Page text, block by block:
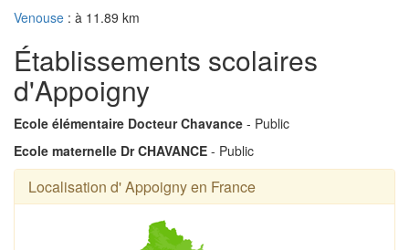
Venouse : à 11.89 km
Établissements scolaires
d'Appoigny
Ecole élémentaire Docteur Chavance - Public
Ecole maternelle Dr CHAVANCE - Public
Localisation d' Appoigny en France